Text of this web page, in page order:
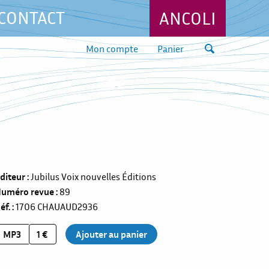
ANCOLI
Mon compte Panier
Jubilus Voix nouvelles Éditions
revue 89
1706 CHAUAUD2936
MP3 1 €